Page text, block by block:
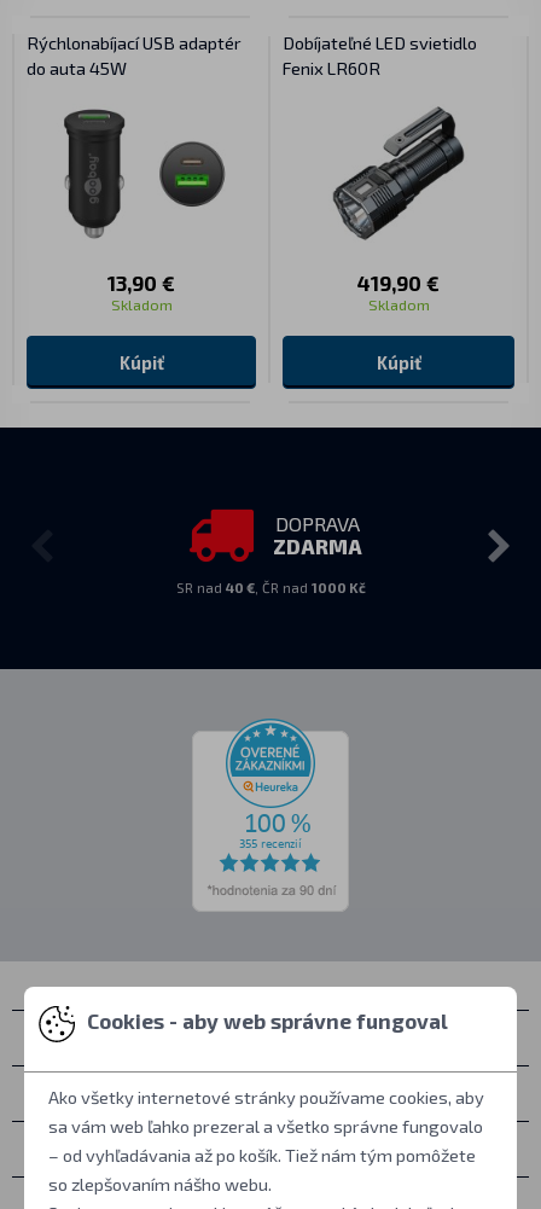
Rýchlonabíjací USB adaptér
do auta 45W
13,90 €
Skladom
Kúpiť
Dobíjateľné LED svietidlo
Fenix LR60R
419,90 €
Skladom
Kúpiť
DOPRAVA
ZDARMA
SR nad 40 €, ČR nad 1000 Kč
Kontakty
Zastihnete nás
Všetko o nákupe
Cookies - aby web správne fungoval
Ako všetky internetové stránky používame cookies, aby
sa vám web ľahko prezeral a všetko správne fungovalo
– od vyhľadávania až po košík. Tiež nám tým pomôžete
so zlepšovaním nášho webu.